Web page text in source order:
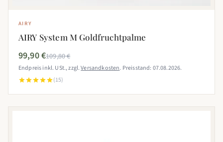
AIRY
AIRY System M Goldfruchtpalme
99,90 €109,80 €
Endpreis inkl. USt., zzgl.Versandkosten. Preisstand: 07.08.2026.
(15)